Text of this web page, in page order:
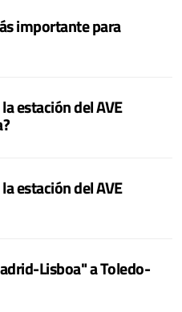
importante para
estación del AVE
estación del AVE
Lisboa" a Toledo-